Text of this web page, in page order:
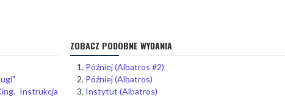
Instrukcja
ZOBACZ PODOBNE WYDANIA
Później (Albatros #2)
Później (Albatros)
Instytut (Albatros)